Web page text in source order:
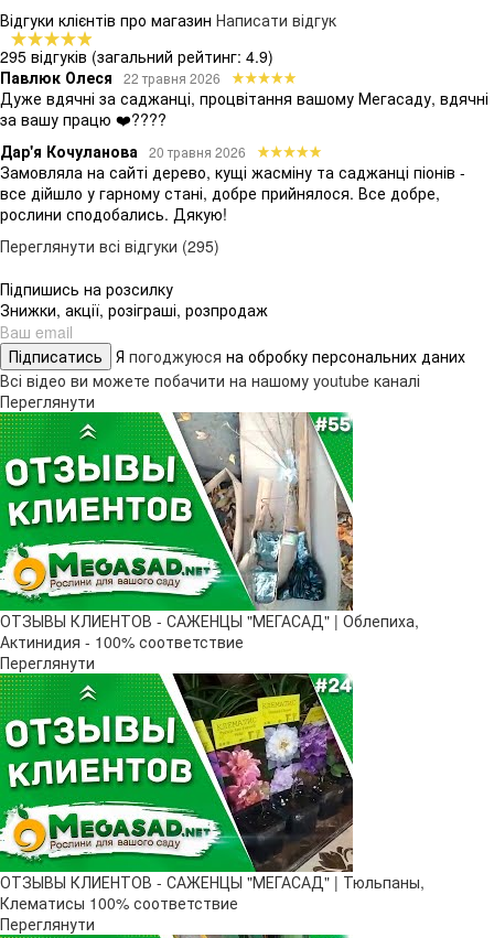
Відгуки клієнтів про магазин Написати відгук
295 відгуків (загальний рейтинг: 4.9)
Павлюк Олеся
22 травня 2026
Дуже вдячні за саджанці, процвітання вашому Мегасаду, вдячні
за вашу працю ❤️????
Дар'я Кочуланова
20 травня 2026
Замовляла на сайті дерево, кущі жасміну та саджанці піонів -
все дійшло у гарному стані, добре прийнялося. Все добре,
рослини сподобались. Дякую!
Переглянути всі відгуки (295)
Підпишись на розсилку
Знижки, акції, розіграші, розпродаж
Підписатись Я погоджуюся на обробку персональних даних
Всі відео ви можете побачити на нашому youtube каналі
Переглянути
ОТЗЫВЫ КЛИЕНТОВ - САЖЕНЦЫ "МЕГАСАД" | Облепиха,
Актинидия - 100% соответствие
Переглянути
ОТЗЫВЫ КЛИЕНТОВ - САЖЕНЦЫ "МЕГАСАД" | Тюльпаны,
Клематисы 100% соответствие
Переглянути